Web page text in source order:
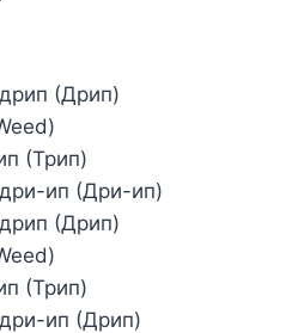
(Дрип)
(Трип)
ип (Дри-ип)
(Дрип)
(Трип)
ип (Дрип)